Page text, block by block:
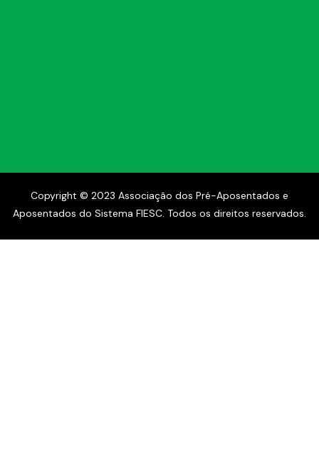
Copyright © 2023 Associação dos Pré-Aposentados e
Aposentados do Sistema FIESC. Todos os direitos reservados.